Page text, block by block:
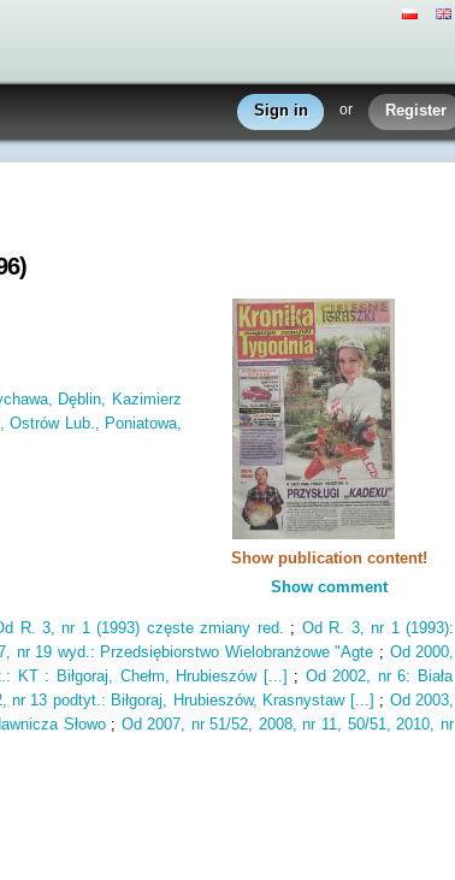
Sign in or Register
Show publication content!
Show comment
Dęblin, Kazimierz
Ostrów Lub., Poniatowa,
R. 3, nr 1 (1993) częste zmiany red. ; Od R. 3, nr 1 (1993):
nr 19 wyd.: Przedsiębiorstwo Wielobranżowe "Agte ; Od 2000,
: KT : Biłgoraj, Chełm, Hrubieszów [...] ; Od 2002, nr 6: Biała
nr 13 podtyt.: Biłgoraj, Hrubieszów, Krasnystaw [...] ; Od 2003,
Słowo; Od 2007, nr 51/52, 2008, nr 11, 50/51, 2010, nr